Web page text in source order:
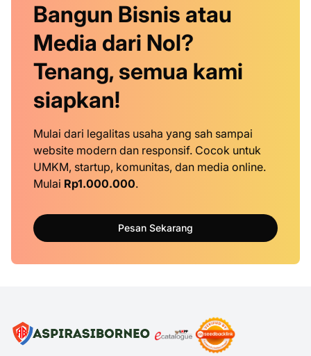
Bangun Bisnis atau
Media dari Nol?
Tenang, semua kami
siapkan!
Mulai dari legalitas usaha yang sah sampai
website modern dan responsif. Cocok untuk
UMKM, startup, komunitas, dan media online.
Mulai Rp1.000.000.
Pesan Sekarang